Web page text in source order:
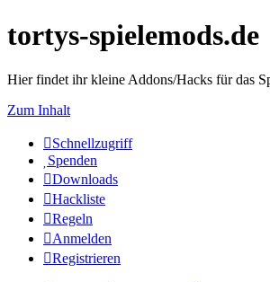
tortys-spielemods.de
Hier findet ihr kleine Addons/Hacks für das
Zum Inhalt
Schnellzugriff
Spenden
Downloads
Hackliste
Regeln
Anmelden
Registrieren